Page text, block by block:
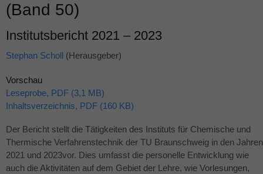
(Band 50)
Institutsbericht 2021 – 2023
Stephan Scholl (Herausgeber)
Vorschau
Leseprobe, PDF (3,1 MB)
Inhaltsverzeichnis, PDF (160 KB)
Der Bericht stellt die Tätigkeiten des Instituts für Chemische und
Thermische Verfahrenstechnik der TU Braunschweig in den Jahren
2021 und 2023vor. Dies umfasst die personelle Entwicklung wie
auch die Aktivitäten auf dem Gebiet der Lehre, wie Vorlesungen,